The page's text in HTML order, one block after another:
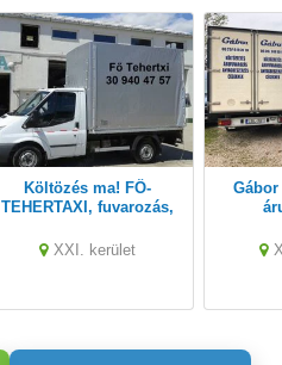
Költözés ma! FŐ-
TEHERTAXI, fuvarozás,
lomtalanítás, albérleti
XXI. kerület
Gábor Költöztetés és